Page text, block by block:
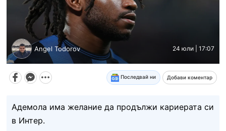
Angel Todorov 24 юли | 17:07
Последвай ни Добави коментар
Адемола има желание да продължи кариерата си
в Интер.